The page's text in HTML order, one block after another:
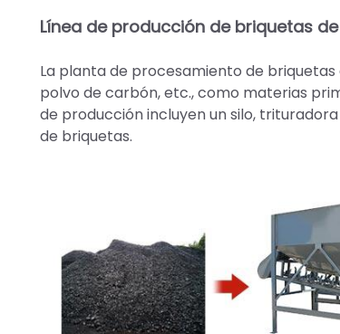
Línea de producción de briquetas
La planta de procesamiento de
polvo de carbón, etc., como materias
de producción incluyen un silo,
de briquetas.